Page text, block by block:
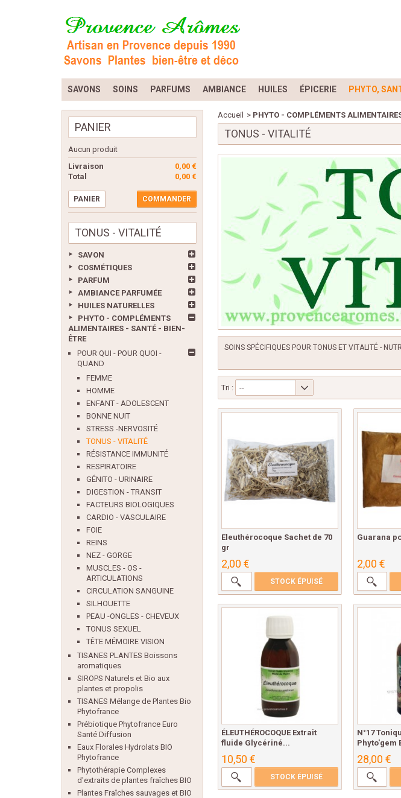
SAVONS SOINS PARFUMS AMBIANCE HUILES ÉPICERIE PHYTO,
PANIER
Aucun produit
0,00 €
Livraison
0,00 €
Total
PANIER COMMANDER
TONUS - VITALITÉ
SAVON
COSMÉTIQUES
PARFUM
AMBIANCE PARFUMÉE
HUILES NATURELLES
PHYTO - COMPLÉMENTS
ALIMENTAIRES - SANTÉ - BIEN-
ÊTRE
POUR QUI - POUR QUOI -
QUAND
FEMME
HOMME
ENFANT - ADOLESCENT
BONNE NUIT
STRESS -NERVOSITÉ
TONUS - VITALITÉ
RÉSISTANCE IMMUNITÉ
RESPIRATOIRE
GÉNITO - URINAIRE
DIGESTION - TRANSIT
FACTEURS BIOLOGIQUES
CARDIO - VASCULAIRE
FOIE
REINS
NEZ - GORGE
MUSCLES - OS -
ARTICULATIONS
CIRCULATION SANGUINE
SILHOUETTE
PEAU -ONGLES - CHEVEUX
TONUS SEXUEL
TÊTE MÉMOIRE VISION
TISANES PLANTES Boissons
aromatiques
SIROPS Naturels et Bio aux
plantes et propolis
TISANES Mélange de Plantes Bio
Phytofrance
Prébiotique Phytofrance Euro
Santé Diffusion
Eaux Florales Hydrolats BIO
Phytofrance
Phytothérapie Complexes
d'extraits de plantes fraîches BIO
Plantes Fraîches sauvages et BIO
Accueil > PHYTO - COMPLÉMENTS
TONUS - VITALITÉ
SOINS SPÉCIFIQUES POUR TONUS ET VITALITÉ -
Tri : --
Eleuthérocoque Sachet de 70
gr
2,00 €
STOCK ÉPUISÉ
Guarana
2,00 €
ÉLEUTHÉROCOQUE Extrait
fluide Glycériné...
10,50 €
STOCK ÉPUISÉ
N°17
Phyto'gem
28,00 €